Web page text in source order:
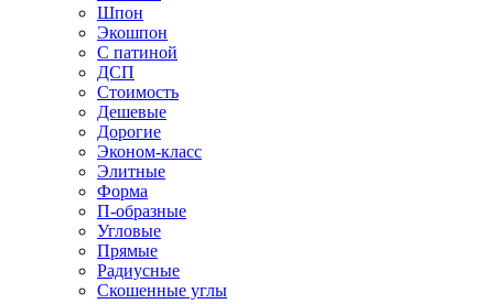
Шпон
Экошпон
С патиной
ДСП
Стоимость
Дешевые
Дорогие
Эконом-класс
Элитные
Форма
П-образные
Угловые
Прямые
Радиусные
Скошенные углы